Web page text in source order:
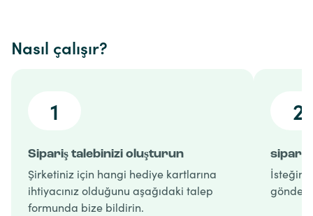
Nasıl çalışır?
1
Sipariş talebinizi oluşturun
Şirketiniz için hangi hediye kartlarına
ihtiyacınız olduğunu aşağıdaki talep
formunda bize bildirin.
2